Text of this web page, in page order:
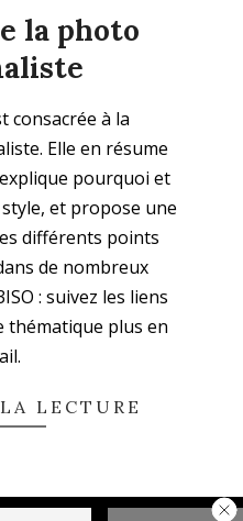
la photo
consacrée à la
Elle en résume
pourquoi et
et propose une
différents points
de nombreux
: suivez les liens
thématique plus en
LECTURE